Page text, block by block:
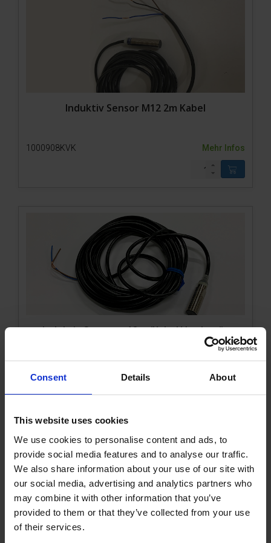
Consent Details About
This website uses cookies
We use cookies to personalise content and ads, to
provide social media features and to analyse our traffic.
We also share information about your use of our site with
our social media, advertising and analytics partners who
may combine it with other information that you’ve
provided to them or that they’ve collected from your use
of their services.
Induktiv Sensor M12 2m Kabel
1000908KVK Mehr Infos
Induktiv Sensor m12 m/Kabel Vordertür